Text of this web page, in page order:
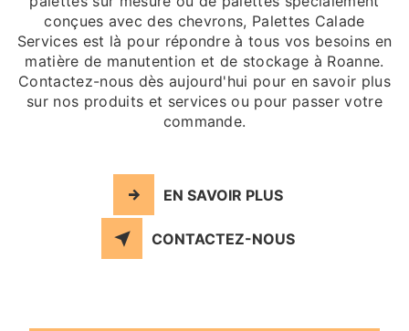
conçues avec des chevrons, Palettes Calade
Services est là pour répondre à tous vos besoins en
matière de manutention et de stockage à Roanne.
Contactez-nous dès aujourd'hui pour en savoir plus
sur nos produits et services ou pour passer votre
commande.
EN SAVOIR PLUS
CONTACTEZ-NOUS